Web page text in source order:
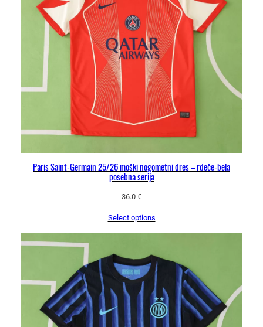
Paris Saint-Germain 25/26 moški nogometni dres – rdeče-bela
posebna serija
36.0 €
Select options